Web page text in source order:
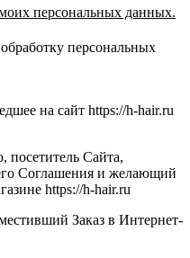
персональных данных.
персональных
на сайт https://h-hair.ru
посетитель Сайта,
Соглашения и желающий
https://h-hair.ru
Заказ в Интернет-